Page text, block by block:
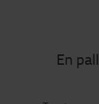
En